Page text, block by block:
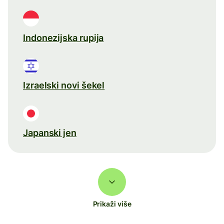
Indonezijska rupija
Izraelski novi šekel
Japanski jen
Prikaži više